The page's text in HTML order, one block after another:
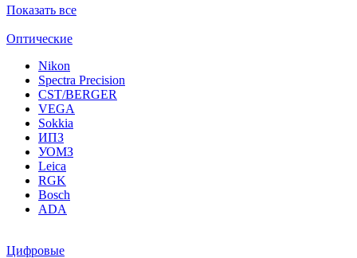
Показать все
Оптические
Nikon
Spectra Precision
CST/BERGER
VEGA
Sokkia
ИПЗ
УОМЗ
Leica
RGK
Bosch
ADA
Цифровые